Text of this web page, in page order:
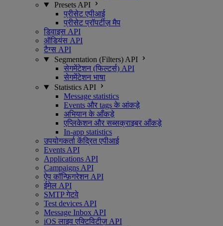
Presets API
प्रीसेट एपीआई
प्रीसेट प्रॉपर्टीज़ मैप
डिवाइस API
ऑडियंस API
टैग्स API
Segmentation (Filters) API
सेगमेंटेशन (फिल्टर्स) API
सेगमेंटेशन भाषा
Statistics API
Message statistics
Events और tags के आंकड़े
अभियान के आँकड़े
एप्लिकेशन और सब्सक्राइबर आँकड़े
In-app statistics
उपयोगकर्ता केंद्रित एपीआई
Events API
Applications API
Campaigns API
ऐप कॉन्फ़िगरेशन API
ईमेल API
SMTP गेटवे
Test devices API
Message Inbox API
iOS लाइव एक्टिविटीज़ API